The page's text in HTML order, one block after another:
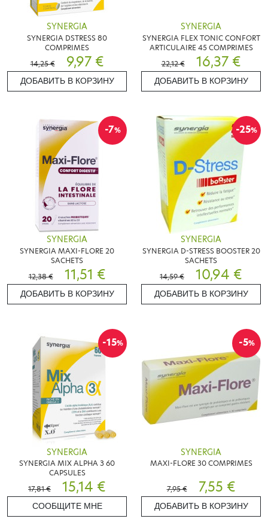
SYNERGIA
SYNERGIA DSTRESS 80
COMPRIMES
14,25 €
9,97 €
ДОБАВИТЬ В КОРЗИНУ
SYNERGIA
SYNERGIA FLEX TONIC CONFORT
ARTICULAIRE 45 COMPRIMES
22,12 €
16,37 €
ДОБАВИТЬ В КОРЗИНУ
-7%
SYNERGIA
SYNERGIA MAXI-FLORE 20
SACHETS
12,38 €
11,51 €
ДОБАВИТЬ В КОРЗИНУ
-25%
SYNERGIA
SYNERGIA D-STRESS BOOSTER 20
SACHETS
14,59 €
10,94 €
ДОБАВИТЬ В КОРЗИНУ
-15%
SYNERGIA
SYNERGIA MIX ALPHA 3 60
CAPSULES
17,81 €
15,14 €
СООБЩИТЕ МНЕ
-5%
SYNERGIA
MAXI-FLORE 30 COMPRIMES
7,95 € 7,55 €
ДОБАВИТЬ В КОРЗИНУ